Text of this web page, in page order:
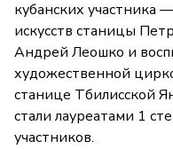
кубанских участника
искусств станицы
Андрей Леошко и
художественной
станице Тбилисской
стали лауреатами 1
участников.